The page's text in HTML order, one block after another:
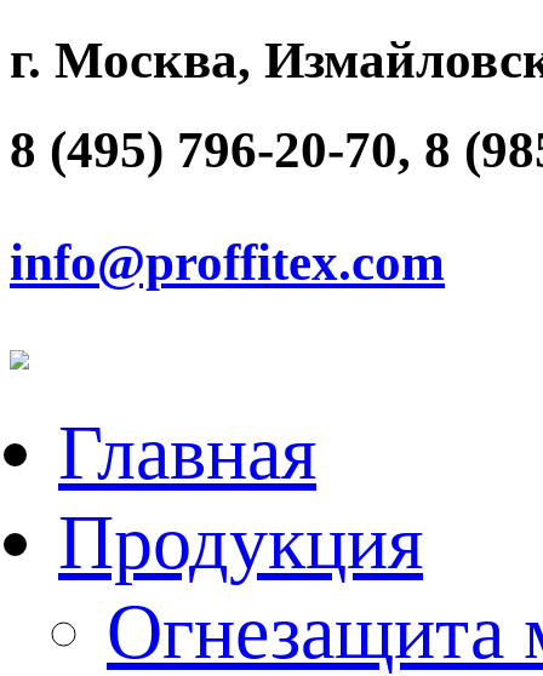
г. Москва,
8 (495) 796-20-70, 8
info@proffitex.com
Главная
Продукция
Огнезащита